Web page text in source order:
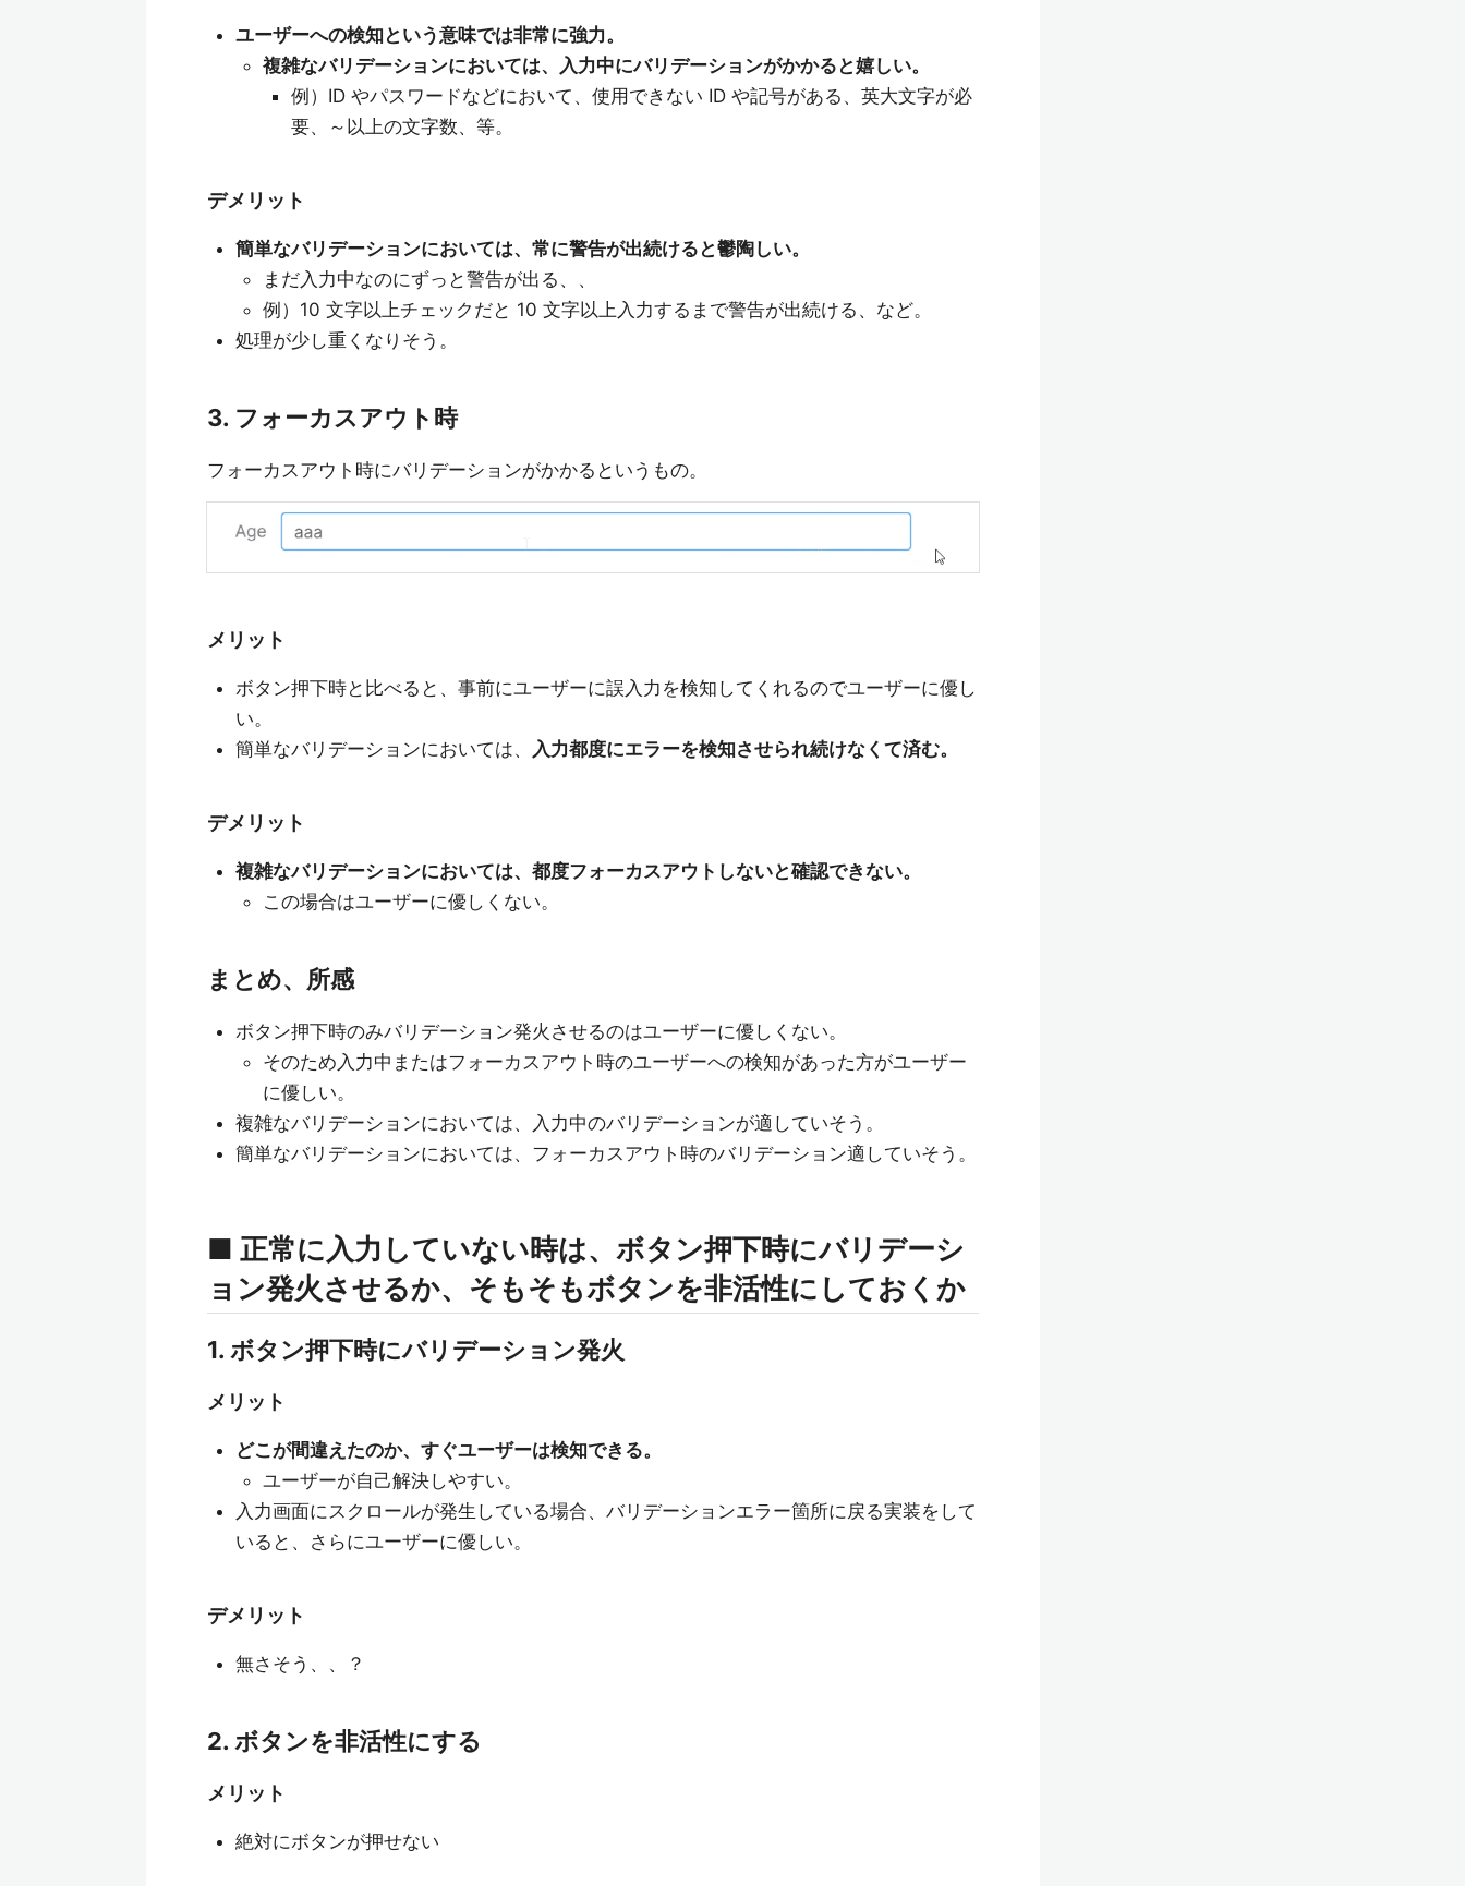
ユーザーへの検知という意味では非常に強力。
複雑なバリデーションにおいては、入力中にバリデーションがかかると嬉しい。
例）ID やパスワードなどにおいて、使用できない ID や記号がある、英大文字が必
要、～以上の文字数、等。
デメリット
簡単なバリデーションにおいては、常に警告が出続けると鬱陶しい。
まだ入力中なのにずっと警告が出る、、
例）10 文字以上チェックだと 10 文字以上入力するまで警告が出続ける、など。
処理が少し重くなりそう。
3. フォーカスアウト時
フォーカスアウト時にバリデーションがかかるというもの。
メリット
ボタン押下時と比べると、事前にユーザーに誤入力を検知してくれるのでユーザーに優し
い。
簡単なバリデーションにおいては、
入力都度にエラーを検知させられ続けなくて済む。
デメリット
複雑なバリデーションにおいては、都度フォーカスアウトしないと確認できない。
この場合はユーザーに優しくない。
まとめ、所感
ボタン押下時のみバリデーション発火させるのはユーザーに優しくない。
そのため入力中またはフォーカスアウト時のユーザーへの検知があった方がユーザー
に優しい。
複雑なバリデーションにおいては、入力中のバリデーションが適していそう。
簡単なバリデーションにおいては、フォーカスアウト時のバリデーション適していそう。
■ 正常に入力していない時は、ボタン押下時にバリデーシ
ョン発火させるか、そもそもボタンを非活性にしておくか
1. ボタン押下時にバリデーション発火
メリット
どこが間違えたのか、すぐユーザーは検知できる。
ユーザーが自己解決しやすい。
入力画面にスクロールが発生している場合、バリデーションエラー箇所に戻る実装をして
いると、さらにユーザーに優しい。
デメリット
無さそう、、？
2. ボタンを非活性にする
メリット
絶対にボタンが押せない